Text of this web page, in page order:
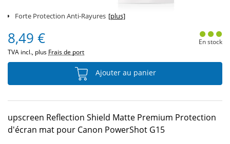
Forte Protection Anti-Rayures [plus]
8,49 €
TVA incl., plus Frais de port
En stock
Ajouter au panier
upscreen Reflection Shield Matte Premium Protection
d'écran mat pour Canon PowerShot G15